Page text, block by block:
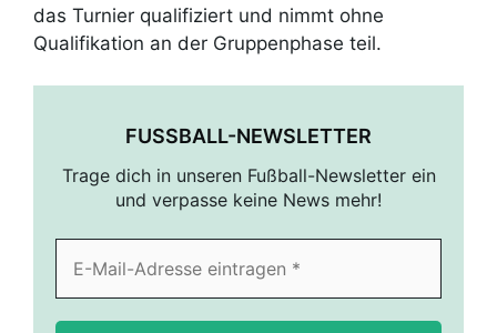
das Turnier qualifiziert und nimmt ohne
Qualifikation an der Gruppenphase teil.
FUSSBALL-NEWSLETTER
Trage dich in unseren Fußball-Newsletter ein
und verpasse keine News mehr!